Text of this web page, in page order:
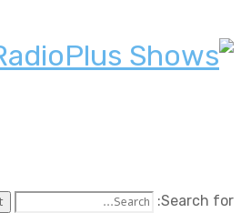
Search for: